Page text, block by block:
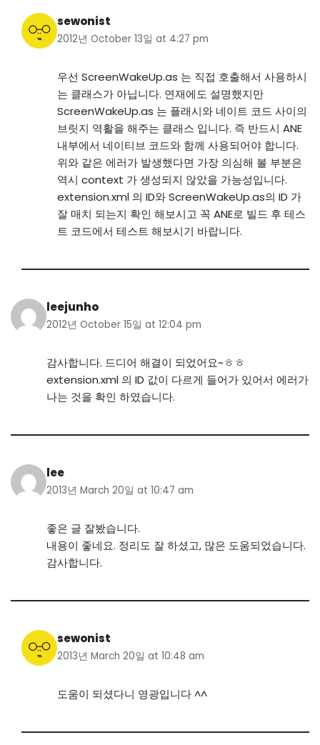
sewonist
2012년 October 13일 at 4:27 pm
우선 ScreenWakeUp.as 는 직접 호출해서 사용하시
는 클래스가 아닙니다. 연재에도 설명했지만
ScreenWakeUp.as 는 플래시와 네이트 코드 사이의
브릿지 역활을 해주는 클래스 입니다. 즉 반드시 ANE
내부에서 네이티브 코드와 함께 사용되어야 합니다.
위와 같은 에러가 발생했다면 가장 의심해 볼 부분은
역시 context 가 생성되지 않았을 가능성입니다.
extension.xml 의 ID와 ScreenWakeUp.as의 ID 가
잘 매치 되는지 확인 해보시고 꼭 ANE로 빌드 후 테스
트 코드에서 테스트 해보시기 바랍니다.
leejunho
2012년 October 15일 at 12:04 pm
감사합니다. 드디어 해결이 되었어요~ㅎㅎ
extension.xml 의 ID 값이 다르게 들어가 있어서 에러가
나는 것을 확인 하였습니다.
lee
2013년 March 20일 at 10:47 am
좋은 글 잘봤습니다.
내용이 좋네요. 정리도 잘 하셨고, 많은 도움되었습니다.
감사합니다.
sewonist
2013년 March 20일 at 10:48 am
도움이 되셨다니 영광입니다 ^^